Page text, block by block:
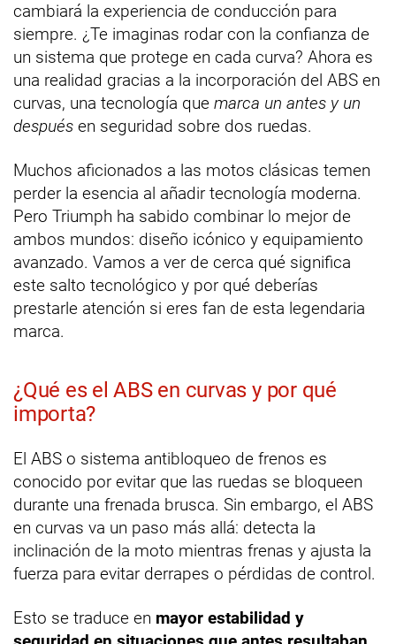
cambiará la experiencia de conducción para
siempre. ¿Te imaginas rodar con la confianza de
un sistema que protege en cada curva? Ahora es
una realidad gracias a la incorporación del ABS en
curvas, una tecnología que marca un antes y un
después en seguridad sobre dos ruedas.
Muchos aficionados a las motos clásicas temen
perder la esencia al añadir tecnología moderna.
Pero Triumph ha sabido combinar lo mejor de
ambos mundos: diseño icónico y equipamiento
avanzado. Vamos a ver de cerca qué significa
este salto tecnológico y por qué deberías
prestarle atención si eres fan de esta legendaria
marca.
¿Qué es el ABS en curvas y por qué
importa?
El ABS o sistema antibloqueo de frenos es
conocido por evitar que las ruedas se bloqueen
durante una frenada brusca. Sin embargo, el ABS
en curvas va un paso más allá: detecta la
inclinación de la moto mientras frenas y ajusta la
fuerza para evitar derrapes o pérdidas de control.
Esto se traduce en mayor estabilidad y